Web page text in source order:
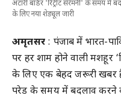
अटारी बॉर्डर 'रिट्रीट सेरेमनी' के समय
के लिए नया शेड्यूल जारी
अमृतसर : पंजाब में भारत-
पर हर शाम होने वाली मशहूर
के लिए एक बेहद जरूरी खबर
परेड के समय में बदलाव करने